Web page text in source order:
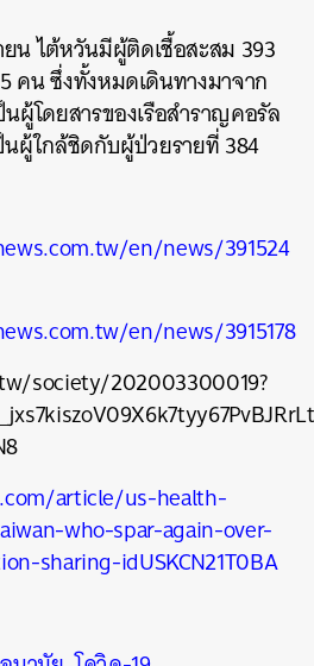
น ไต้หวันมีผู้ติดเชื้อสะสม 393
คน ซึ่งทั้งหมดเดินทางมาจาก
ผู้โดยสารของเรือสำราญคอรัล
ผู้ใกล้ชิดกับผู้ป่วยรายที่ 384
en/news/391524
en/news/3915178
society/202003300019?
article/us-health-
who-spar-again-over-
sharing-idUSKCN21T0BA